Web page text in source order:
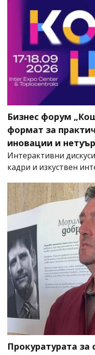
Бизнес форум
формат за
иновации и
Интерактивни
кадри и изкуствен
Прокуратурата за